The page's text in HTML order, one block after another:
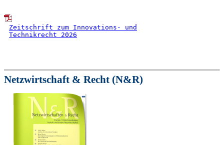
Zeitschrift zum Innovations- und
Technikrecht 2026
Netzwirtschaft & Recht (N&R)